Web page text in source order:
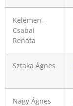
Kelemen-
Csabai
Renáta
Sztaka Ágnes
Nagy Ágnes